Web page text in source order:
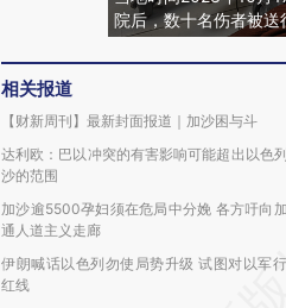
院后，数十名伤者被
相关报道
【财新周刊】最新封面报道｜加沙困与斗
达利欧：巴以冲突的有害影响可能超出以色
沙的范围
加沙逾5500孕妇须在危局中分娩 各方吁向
通人道主义走廊
伊朗喊话以色列勿使局势升级 试图对以军
红线